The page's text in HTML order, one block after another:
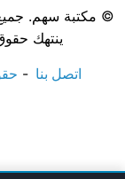
© مكتبة سهم.
ينتهك
اتصل بنا